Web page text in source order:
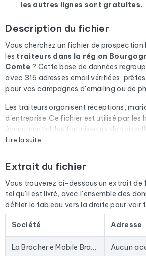
les autres lignes sont gratuites.
Description du fichier
Vous cherchez un fichier de
les traiteurs dans la région
Comte ? Cette base de données
avec 316 adresses email vérifiées,
pour vos campagnes d'emailing ou de
Les traiteurs organisent réceptions,
d'entreprise. Ce fichier est utilisé par les
événementiel, les fournisseurs de
gamme et les plateformes
automatique via Cleanmylist.email avant
adresses invalides, les boîtes pleines et
sont retirés. Résultat : un taux de
campagnes qui arrivent en boîte de
Le fichier ne se limite pas aux emails.
Lire la suite
Extrait du fichier
Vous trouverez ci-dessous un extrait de
tel qu'il est livré, avec l'ensemble des
défiler le tableau vers la droite pour voir
Société Adresse
La Brocherie Mobile Brasero Party L'Œuf en Meurette Traiteur Street Food Truck Dijon